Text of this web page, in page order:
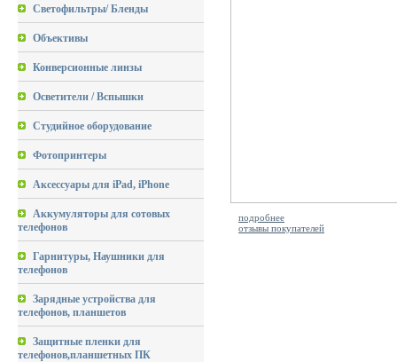
Светофильтры/ Бленды
Объективы
Конверсионные линзы
Осветители / Вспышки
Студийное оборудование
Фотопринтеры
Аксессуары для iPad, iPhone
Аккумуляторы для сотовых
телефонов
Гарнитуры, Наушники для
телефонов
Зарядные устройства для
телефонов, планшетов
Защитные пленки для
телефонов,планшетных ПК
подробнее
отзывы покупателей